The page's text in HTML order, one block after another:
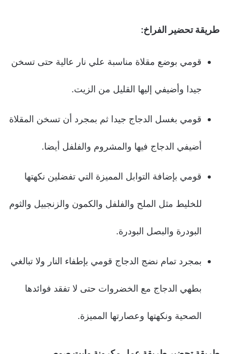
طريقة تحضير الفراخ:
قومي بوضع مقلاة مناسبة علي نار عالية حتى تسخن
جيدا وأضيفي إليها القليل من الزيت.
قومي بغسل الدجاج جيدا ثم بمجرد أن تسخن المقلاة
أضيفي الدجاج فيها والمشروم والفلفل أيضا.
قومي بإضافة التوابل المميزة التي تفضلين نكهتها
للخليط مثل الملح والفلفل والكمون والزنجبيل والثوم
البودرة والبصل البودرة.
بمجرد تمام نضج الدجاج قومي بإطفاء النار ولا تبالغي
بطهي الدجاج مع الخضروات حتى لا تفقد فوائدها
الصحية ونكهتها وعصارتها المميزة.